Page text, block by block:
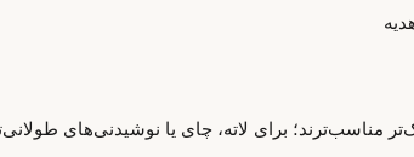
برای لاته، چای یا نوشیدنی‌های